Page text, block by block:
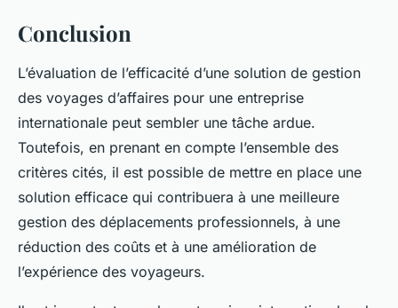
Conclusion
L’évaluation de l’efficacité d’une solution de gestion
des voyages d’affaires pour une entreprise
internationale peut sembler une tâche ardue.
Toutefois, en prenant en compte l’ensemble des
critères cités, il est possible de mettre en place une
solution efficace qui contribuera à une meilleure
gestion des déplacements professionnels, à une
réduction des coûts et à une amélioration de
l’expérience des voyageurs.